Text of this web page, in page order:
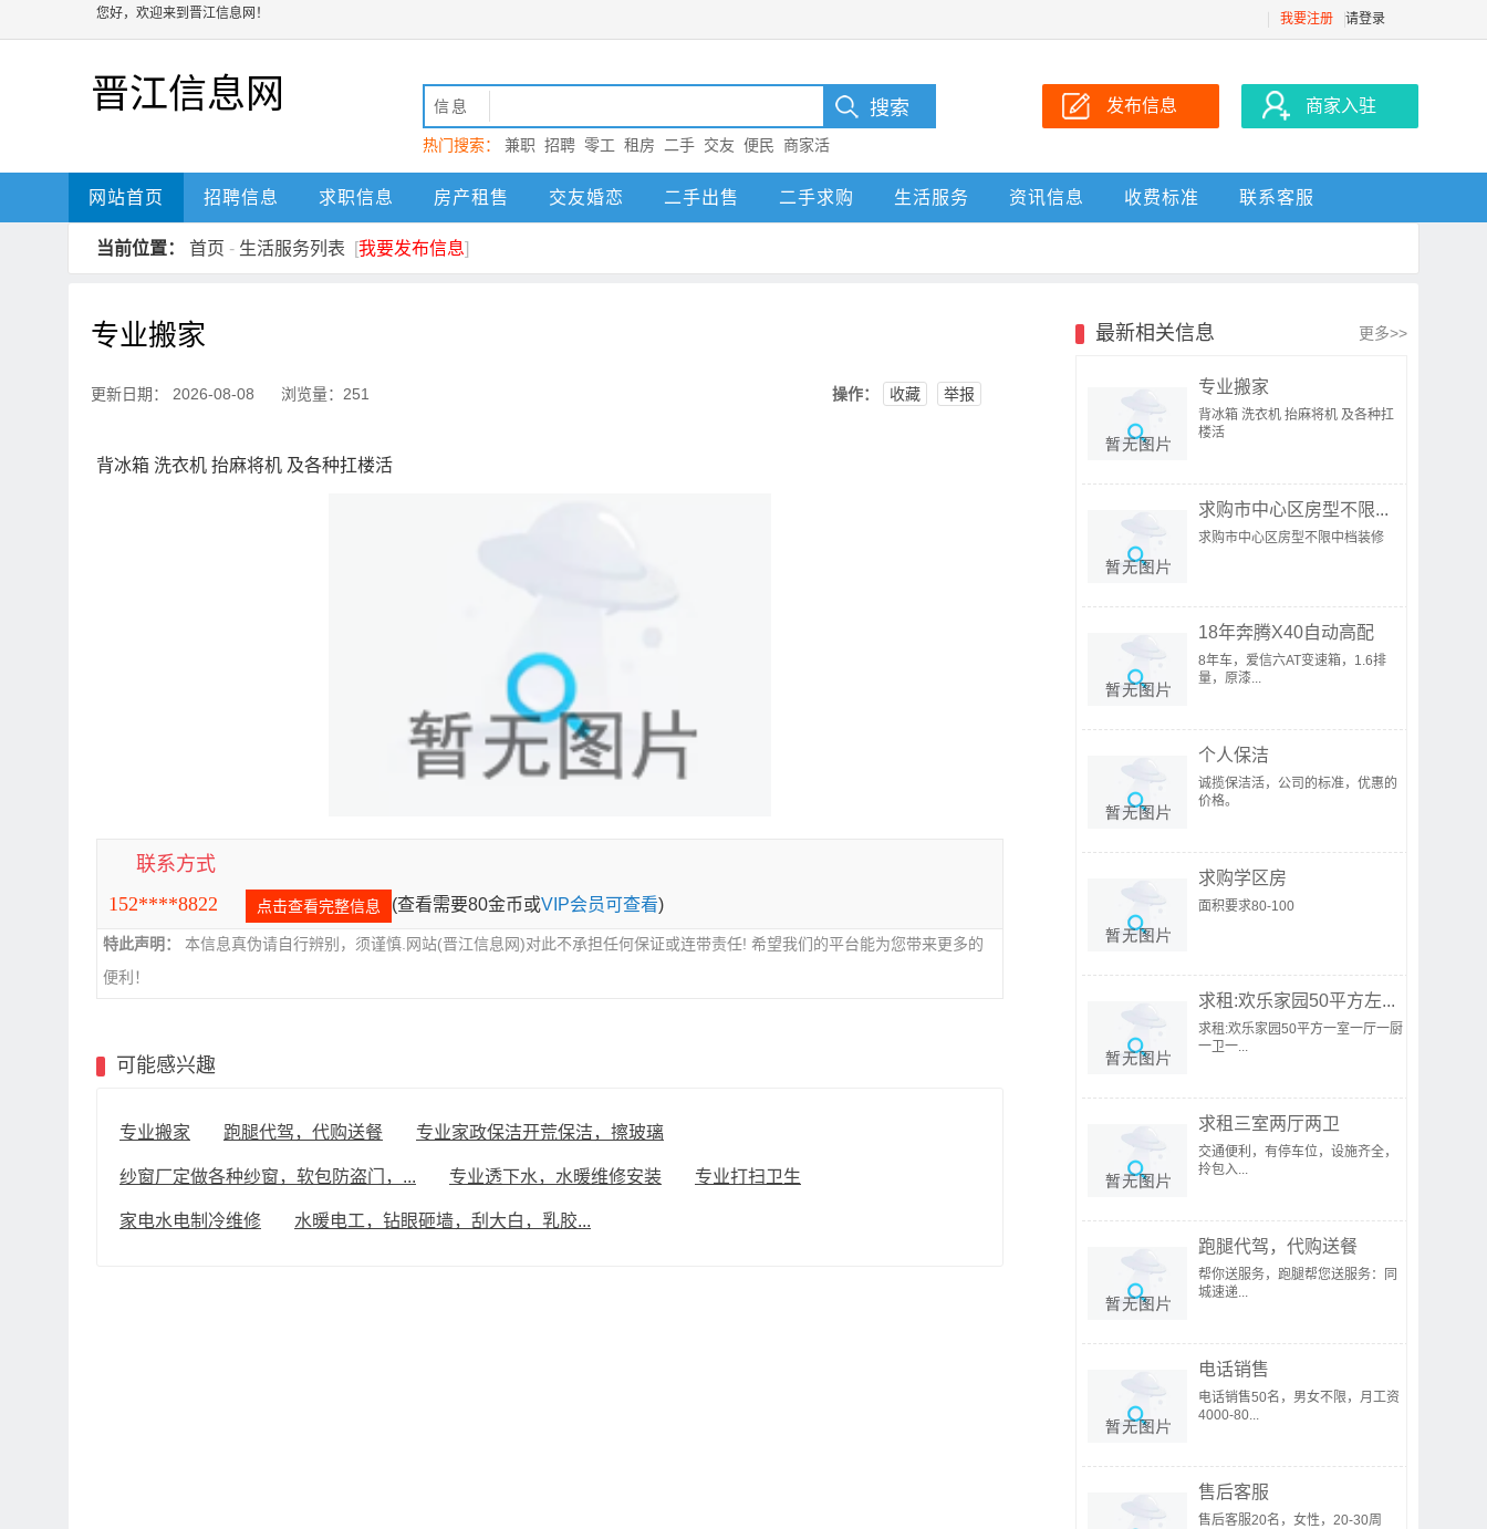
您好，欢迎来到晋江信息网！ 我要注册 请登录
晋江信息网 信息
热门搜索： 兼职 招聘 零工 租房 二手 交友 便民
商家活
动 晋江
发布信息 商家入驻
网站首页 招聘信息 求职信息 房产租售 交友婚恋 二手出售 二手求购 生活服务 资讯信息 收费标准 联系客服
当前位置： 首页 - 生活服务列表 [我要发布信息]
专业搬家
更新日期： 2026-08-08 浏览量：251 操作： 收藏 举报
背冰箱 洗衣机 抬麻将机 及各种扛楼活
联系方式
152****8822
点击查看完整信息 (查看需要80金币或VIP会员可查看)
特此声明：
本信息真伪请自行辨别，须谨慎.网站(晋江信息网)对此不承担任何保证或连带责任! 希望我们的平台能为您带来更多的
便利！
可能感兴趣
专业搬家 跑腿代驾，代购送餐 专业家政保洁开荒保洁，擦玻璃
纱窗厂定做各种纱窗，软包防盗门，... 专业透下水，水暖维修安装 专业打扫卫生
家电水电制冷维修 水暖电工，钻眼砸墙，刮大白，乳胶...
最新相关信息 更多>>
专业搬家
背冰箱 洗衣机 抬麻将机 及各种扛
楼活
求购市中心区房型不限...
求购市中心区房型不限中档装修
18年奔腾X40自动高配
8年车，爱信六AT变速箱，1.6排
量，原漆...
个人保洁
诚揽保洁活，公司的标准，优惠的
价格。
求购学区房
面积要求80-100
求租:欢乐家园50平方左...
求租:欢乐家园50平方一室一厅一厨
一卫一...
求租三室两厅两卫
交通便利，有停车位，设施齐全，
拎包入...
跑腿代驾，代购送餐
帮你送服务，跑腿帮您送服务：同
城速递...
电话销售
电话销售50名，男女不限，月工资
4000-80...
售后客服
售后客服20名，女性，20-30周